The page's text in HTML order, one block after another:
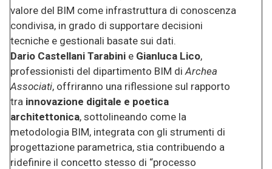
valore del BIM come infrastruttura di conoscenza
condivisa, in grado di supportare decisioni
tecniche e gestionali basate sui dati.
Dario Castellani Tarabinie Gianluca Lico,
professionisti del dipartimento BIM di Archea
Associati, offriranno una riflessione sul rapporto
tra innovazione digitale e poetica
architettonica, sottolineando come la
metodologia BIM, integrata con gli strumenti di
progettazione parametrica, stia contribuendo a
ridefinire il concetto stesso di “processo